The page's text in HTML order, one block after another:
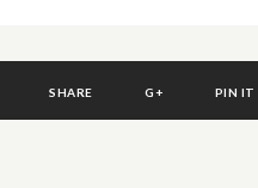
SHARE G+ PIN IT